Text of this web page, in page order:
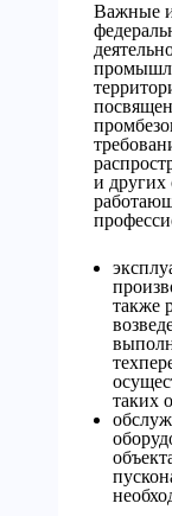
Важные
и других
также
таких